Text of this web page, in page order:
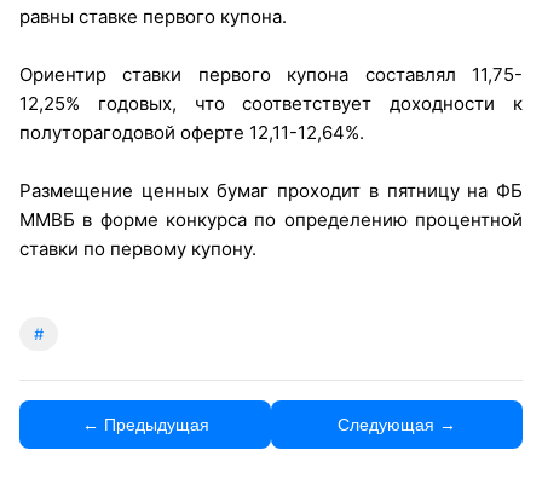
равны ставке первого купона.
Ориентир ставки первого купона составлял 11,75-
12,25% годовых, что соответствует доходности к
полуторагодовой оферте 12,11-12,64%.
Размещение ценных бумаг проходит в пятницу на ФБ
ММВБ в форме конкурса по определению процентной
ставки по первому купону.
#
← Предыдущая Следующая →